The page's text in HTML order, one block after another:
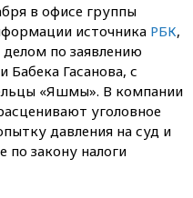
в офисе группы
источника РБК,
по заявлению
Бабека Гасанова, с
«Яшмы». В компании
уголовное
давления на суд и
по закону налоги